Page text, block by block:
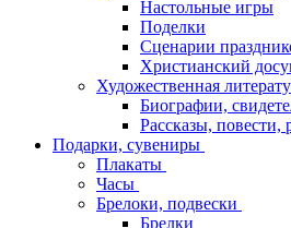
Настольные игры
Поделки
Сценарии
Христианский
Художественная
Биографии,
Рассказы, повести,
Подарки, сувениры
Плакаты
Часы
Брелоки, подвески
Брелки